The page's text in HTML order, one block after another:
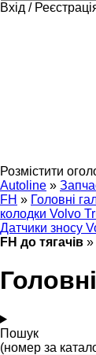
Вхід /
Розмістити
Autoline »
FH » Головні
колодки Volvo
Датчики зносу
FH до тягачів »
Пошук
(номер за